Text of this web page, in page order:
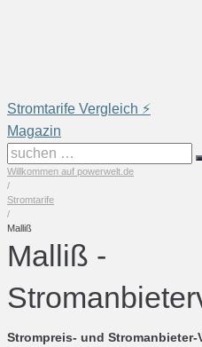
Stromtarife Vergleich ⚡️
Magazin
suchen
…
Willkommen auf powerwelt.de
/
Stromtarife
/
Malliß
Malliß -
Strompreis- und